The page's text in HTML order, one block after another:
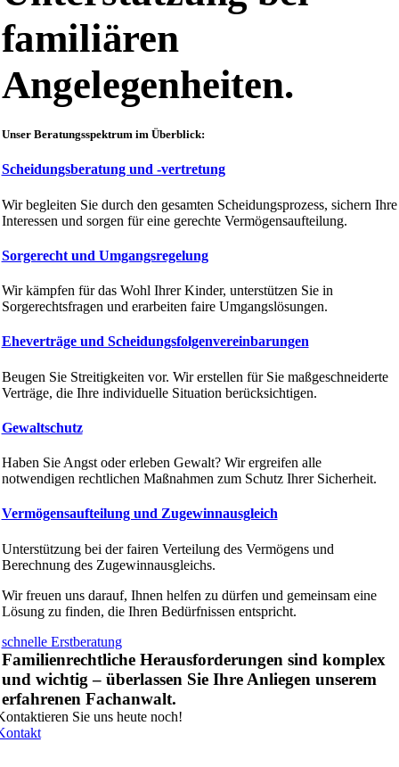
familiären
Angelegenheiten.
Unser Beratungsspektrum im Überblick:
Scheidungsberatung und -vertretung
Wir begleiten Sie durch den gesamten Scheidungsprozess, sichern Ihre
Interessen und sorgen für eine gerechte Vermögensaufteilung.
Sorgerecht und Umgangsregelung
Wir kämpfen für das Wohl Ihrer Kinder, unterstützen Sie in
Sorgerechtsfragen und erarbeiten faire Umgangslösungen.
Eheverträge und Scheidungsfolgenvereinbarungen
Beugen Sie Streitigkeiten vor. Wir erstellen für Sie maßgeschneiderte
Verträge, die Ihre individuelle Situation berücksichtigen.
Gewaltschutz
Haben Sie Angst oder erleben Gewalt? Wir ergreifen alle
notwendigen rechtlichen Maßnahmen zum Schutz Ihrer Sicherheit.
Vermögensaufteilung und Zugewinnausgleich
Unterstützung bei der fairen Verteilung des Vermögens und
Berechnung des Zugewinnausgleichs.
Wir freuen uns darauf, Ihnen helfen zu dürfen und gemeinsam eine
Lösung zu finden, die Ihren Bedürfnissen entspricht.
schnelle Erstberatung
Familienrechtliche Herausforderungen sind komplex
und wichtig – überlassen Sie Ihre Anliegen unserem
erfahrenen Fachanwalt.
Sie uns heute noch!